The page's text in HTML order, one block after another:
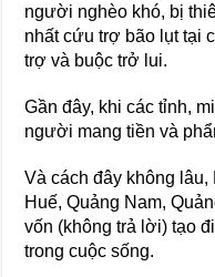
người nghèo khó, bị
nhất cứu trợ bão lụt tại
trợ và buộc trở lui.
Gần đây, khi các tỉnh,
người mang tiền và
Và cách đây không
Huế, Quảng Nam,
vốn (không trả lời) tạo
trong cuộc sống.